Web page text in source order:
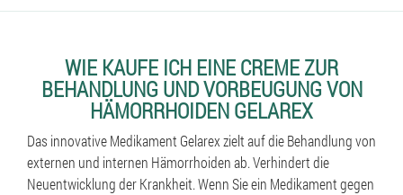
WIE KAUFE ICH EINE CREME ZUR
BEHANDLUNG UND VORBEUGUNG VON
HÄMORRHOIDEN GELAREX
Das innovative Medikament Gelarex zielt auf die Behandlung von
externen und internen Hämorrhoiden ab. Verhindert die
Neuentwicklung der Krankheit. Wenn Sie ein Medikament gegen